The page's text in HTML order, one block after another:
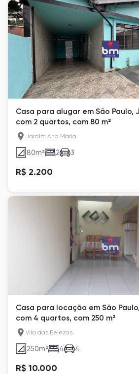
Casa para alugar em São Paulo,
com 2 quartos, com 80 m²
Jardim Ana Maria
80m² 2 3
R$ 2.200
Casa para locação em São
com 4 quartos, com 250 m²
Vila das Belezas
250m² 4 4
R$ 10.000